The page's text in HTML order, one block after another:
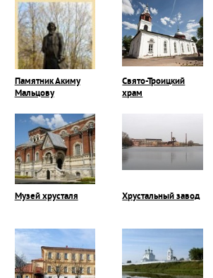
Памятник Акиму
Мальцову
Свято-Троицкий
храм
Музей хрусталя Хрустальный завод